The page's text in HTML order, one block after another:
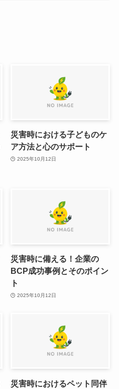
災害時における子どものケ
ア方法と心のサポート
2025年10月12日
災害時に備える！企業の
BCP成功事例とそのポイン
ト
2025年10月12日
災害時におけるペット同伴